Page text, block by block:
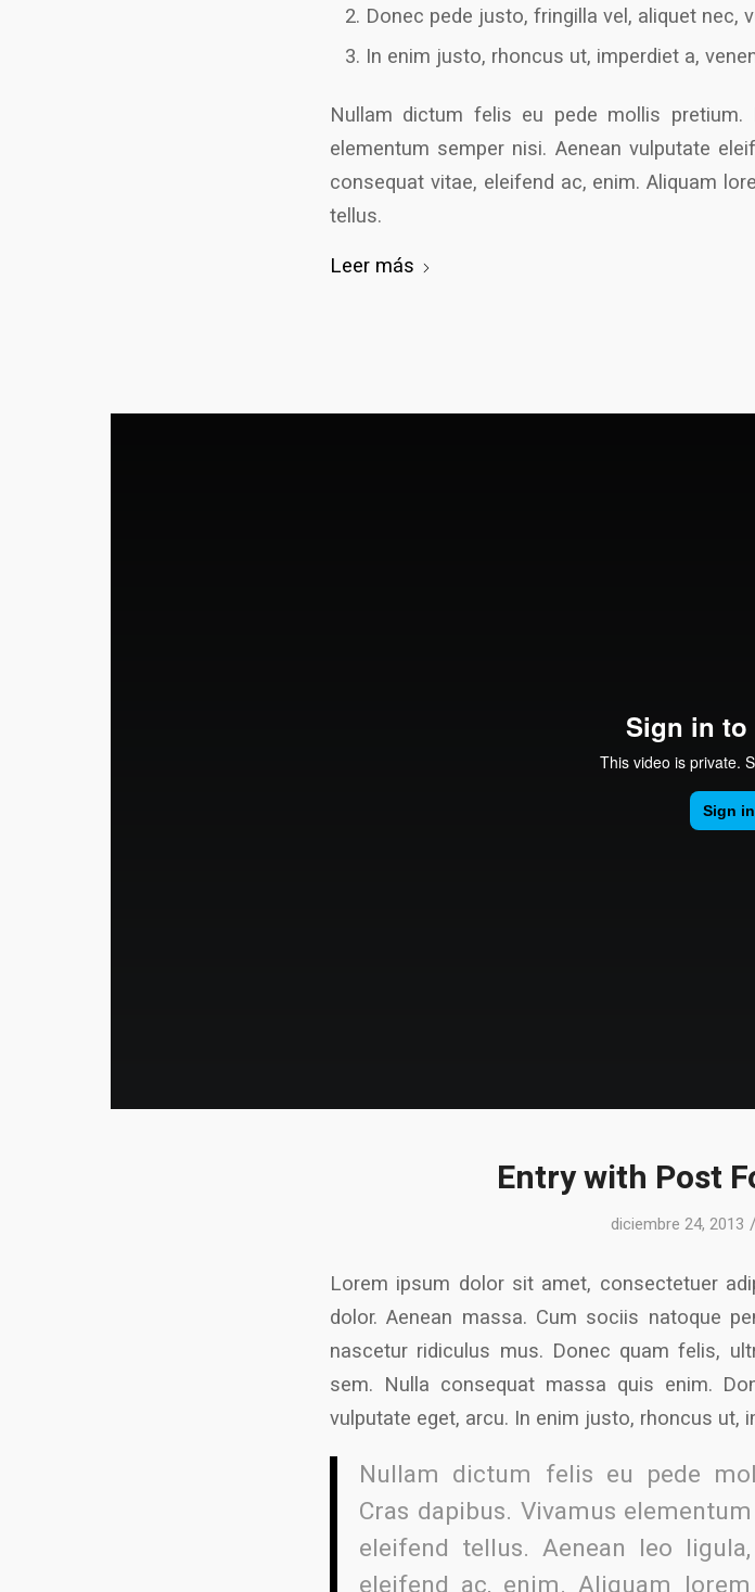
Donec pede justo, fringilla vel, aliquet nec,
In enim justo, rhoncus ut, imperdiet a,
Nullam dictum felis eu pede mollis pretium.
elementum semper nisi. Aenean vulputate
consequat vitae, eleifend ac, enim. Aliquam
tellus.
Leer más
Entry with Post
diciembre 24, 2013 /
Lorem ipsum dolor sit amet, consectetuer
dolor. Aenean massa. Cum sociis natoque
nascetur ridiculus mus. Donec quam felis,
sem. Nulla consequat massa quis enim.
vulputate eget, arcu. In enim justo, rhoncus ut,
Nullam dictum felis eu pede
Cras dapibus. Vivamus
eleifend tellus. Aenean leo